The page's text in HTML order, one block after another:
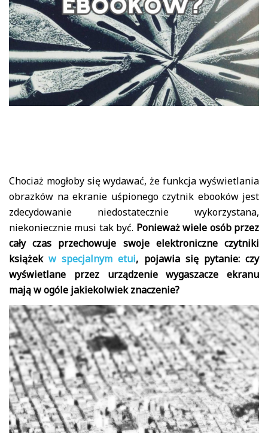
Chociaż mogłoby się wydawać, że funkcja wyświetlania
obrazków na ekranie uśpionego czytnik ebooków jest
zdecydowanie niedostatecznie wykorzystana,
niekoniecznie musi tak być. Ponieważ wiele osób przez
cały czas przechowuje swoje elektroniczne czytniki
książekw specjalnym etui, pojawia się pytanie: czy
wyświetlane przez urządzenie wygaszacze ekranu
mają w ogóle jakiekolwiek znaczenie?